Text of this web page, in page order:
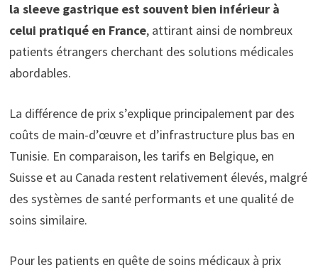
la sleeve gastrique est souvent bien inférieur à
celui pratiqué en France, attirant ainsi de nombreux
patients étrangers cherchant des solutions médicales
abordables.
La différence de prix s’explique principalement par des
coûts de main-d’œuvre et d’infrastructure plus bas en
Tunisie. En comparaison, les tarifs en Belgique, en
Suisse et au Canada restent relativement élevés, malgré
des systèmes de santé performants et une qualité de
soins similaire.
Pour les patients en quête de soins médicaux à prix